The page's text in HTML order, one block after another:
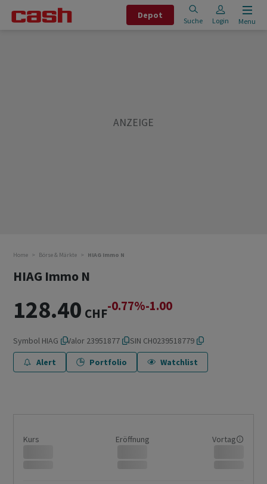
Depot
Suche Login Menu
Home Börse & Märkte HIAG Immo N
HIAG Immo N
128.40 CHF-0.77%-1.00
Symbol HIAG Valor 23951877 ISIN CH0239518779
Alert
Portfolio Watchlist
Kurs Eröffnung Vortag